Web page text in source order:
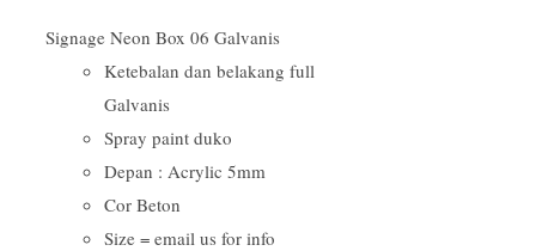
Signage Neon Box 06 Galvanis
Ketebalan dan belakang full
Galvanis
Spray paint duko
Depan : Acrylic 5mm
Cor Beton
Size = email us for info